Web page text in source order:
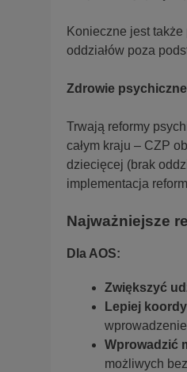
Konieczne jest
oddziałów poza
Zdrowie psychiczne
Trwają reformy
całym kraju – CZP
dziecięcej (brak
implementacja
Najważniejsze
Dla AOS:
Zwiększyć
Lepiej
Wprowadzić
możliwych